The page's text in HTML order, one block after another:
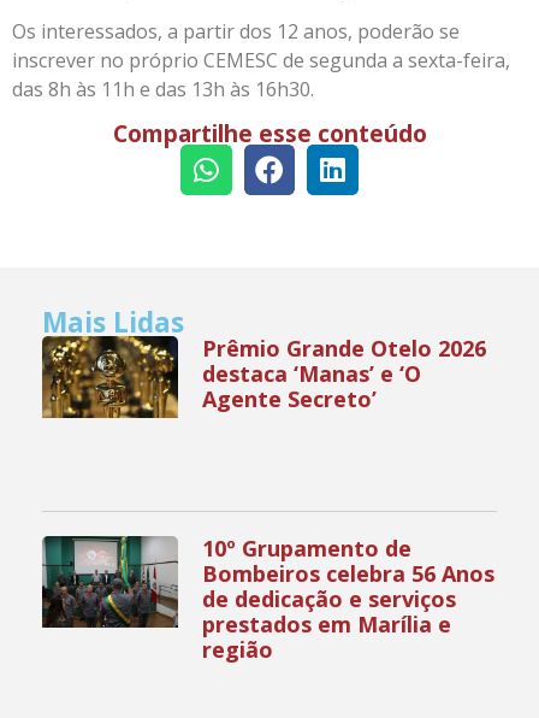
Os interessados, a partir dos 12 anos, poderão se
inscrever no próprio CEMESC de segunda a sexta-feira,
das 8h às 11h e das 13h às 16h30.
Compartilhe esse conteúdo
Mais Lidas
Prêmio Grande Otelo 2026
destaca ‘Manas’ e ‘O
Agente Secreto’
10º Grupamento de
Bombeiros celebra 56 Anos
de dedicação e serviços
prestados em Marília e
região